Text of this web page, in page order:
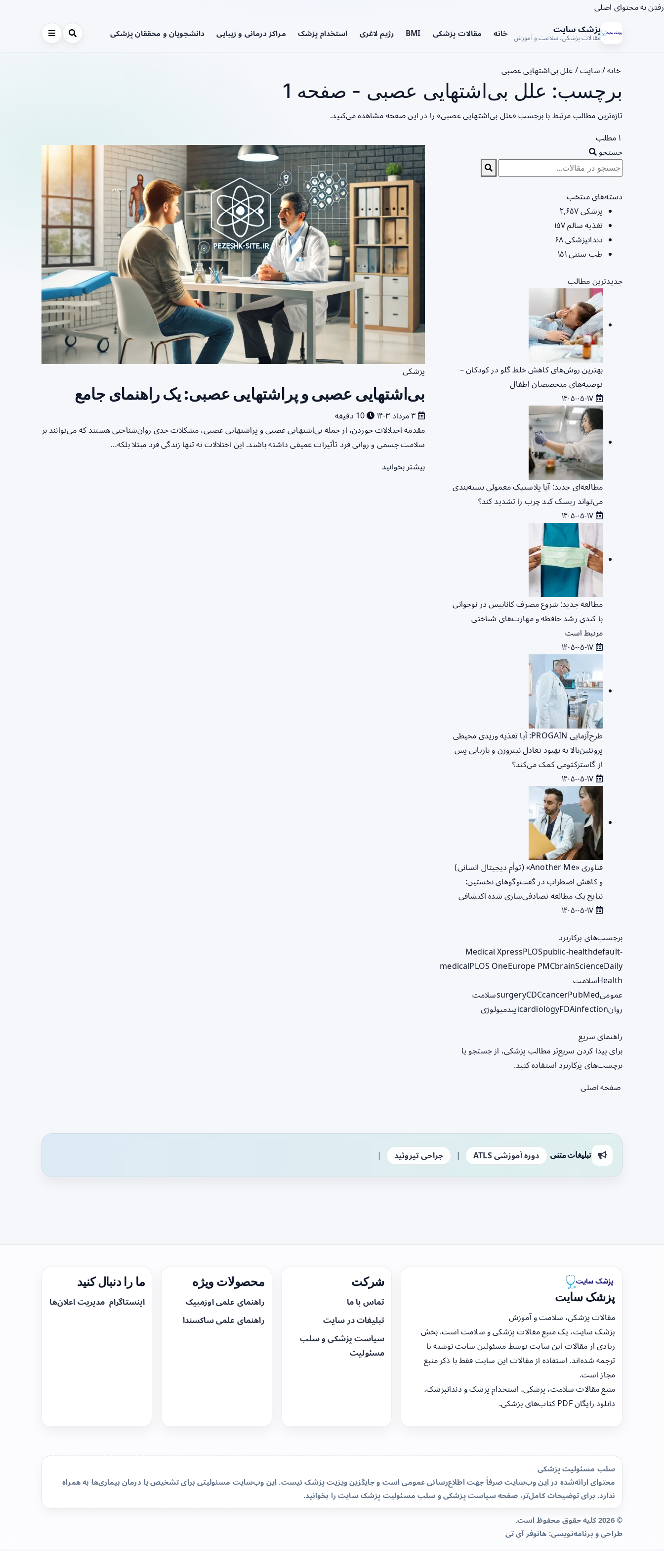
رفتن به محتوای اصلی
پزشک سایت
مقالات پزشکی، سلامت و آموزش خانه مقالات پزشکی BMI رژیم لاغری استخدام پزشک مراکز درمانی و زیبایی دانشجویان و محققان پزشکی
خانه/ سایت/ علل بی‌اشتهایی عصبی
برچسب: علل بی‌اشتهایی عصبی - صفحه 1
تازه‌ترین مطالب مرتبط با برچسب «علل بی‌اشتهایی عصبی» را در این صفحه مشاهده می‌کنید.
۱ مطلب
پزشکی
بی‌اشتهایی عصبی و پر‌اشتهایی عصبی: یک راهنمای جامع
10 دقیقه
مقدمه اختلالات خوردن، از جمله بی‌اشتهایی عصبی و پر‌اشتهایی عصبی، مشکلات جدی روان‌شناختی هستند که می‌توانند بر
سلامت جسمی و روانی فرد تأثیرات عمیقی داشته باشند. این اختلالات نه تنها زندگی فرد مبتلا بلکه…
بیشتر بخوانید
جستجو
دسته‌های منتخب
پزشکی۲,۶۵۷
تغذیه سالم۱۵۷
دندانپزشکی۶۸
طب سنتی۱۵۱
جدیدترین مطالب
بهترین روش‌های کاهش خلط گلو در کودکان –
توصیه‌های متخصصان اطفال
مطالعه‌ای جدید: آیا پلاستیک معمولی بسته‌بندی
می‌تواند ریسک کبد چرب را تشدید کند؟
مطالعه جدید: شروع مصرف کانابیس در نوجوانی
با کندی رشد حافظه و مهارت‌های شناختی
مرتبط است
طرح‌آزمایی PROGAIN: آیا تغذیه وریدی محیطی
پروتئین‌بالا به بهبود تعادل نیتروژن و بازیابی پس
از گاسترکتومی کمک می‌کند؟
فناوری «Another Me» (توأم دیجیتال انسانی)
و کاهش اضطراب در گفت‌وگوهای نخستین:
نتایج یک مطالعه تصادفی‌سازی شده اکتشافی
برچسب‌های پرکاربرد
Medical XpressPLOSpublic-healthdefault-
medicalPLOS OneEurope PMCbrainScienceDaily
Healthسلامت
عمومی
surgeryCDCcancerPubMed
سلامت
روان
cardiologyFDAinfection اپیدمیولوژی
راهنمای سریع
برای پیدا کردن سریع‌تر مطالب پزشکی، از جستجو یا
برچسب‌های پرکاربرد استفاده کنید.
صفحه اصلی
تبلیغات متنی دوره آموزشی ATLS | جراحی تیروئید |
پزشک سایت
مقالات پزشکی، سلامت و آموزش
پزشک سایت، یک منبع مقالات پزشکی و سلامت است. بخش
زیادی از مقالات این سایت توسط مسئولین سایت نوشته یا
ترجمه شده‌اند. استفاده از مقالات این سایت فقط با ذکر منبع
مجاز است.
منبع مقالات سلامت، پزشکی، استخدام پزشک و دندانپزشک،
دانلود رایگان PDF کتاب‌های پزشکی.
شرکت
تماس با ما
تبلیغات در سایت
سیاست پزشکی و سلب
مسئولیت
محصولات ویژه
راهنمای علمی اوزمپیک
راهنمای علمی ساکسندا
ما را دنبال کنید
اینستاگرام مدیریت اعلان‌ها
سلب مسئولیت پزشکی
محتوای ارائه‌شده در این وب‌سایت صرفاً جهت اطلاع‌رسانی عمومی است و جایگزین ویزیت پزشک نیست. این وب‌سایت مسئولیتی برای تشخیص یا درمان بیماری‌ها به همراه
ندارد. برای توضیحات کامل‌تر، صفحهسیاست پزشکی و سلب مسئولیت پزشک سایترا بخوانید.
© 2026 کلیه حقوق محفوظ است.
طراحی و برنامه‌نویسی: هانوفر آی تی